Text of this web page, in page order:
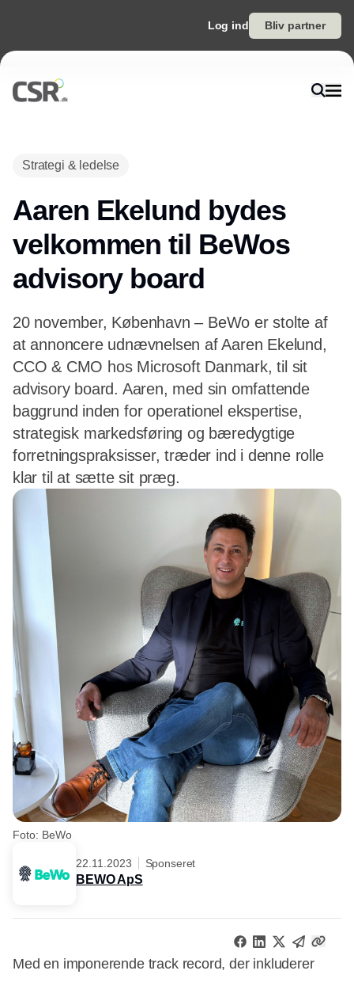
Log ind Bliv partner
Strategi & ledelse
Aaren Ekelund bydes
velkommen til BeWos
advisory board
20 november, København – BeWo er stolte af
at annoncere udnævnelsen af Aaren Ekelund,
CCO & CMO hos Microsoft Danmark, til sit
advisory board. Aaren, med sin omfattende
baggrund inden for operationel ekspertise,
strategisk markedsføring og bæredygtige
forretningspraksisser, træder ind i denne rolle
klar til at sætte sit præg.
Foto: BeWo
22.11.2023 Sponseret
BEWO ApS
Med en imponerende track record, der inkluderer